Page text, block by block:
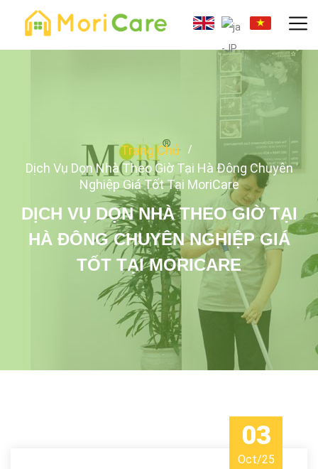
Trang Chủ
Dịch Vụ Dọn Nhà Theo Giờ Tại Hà Đông Chuyên
Nghiệp Giá Tốt Tại MoriCare
DỊCH VỤ DỌN NHÀ THEO GIỜ TẠI
HÀ ĐÔNG CHUYÊN NGHIỆP GIÁ
TỐT TẠI MORICARE
03
Oct/25